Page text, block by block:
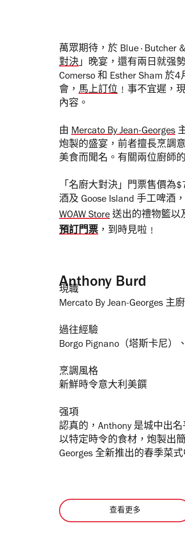
萬眾期待，於 Blue · Butcher
對決」晚宴，還有兩日就强
Comerso 和 Esther Sham 於4
會， 馬上訂位 ﹗事不宜遲，
內容。
由 Mercato By Jean-Georges
炮製的盛宴，前者擅長烹調
美食而聞名。有關兩位廚師
「名廚大對決」門票售價為
酒及 Goose Island 手工啤酒
WOAW Store 送出的禮物籃以
預訂門票 ，到時見啦﹗
Anthony Burd
現職
Mercato By Jean-Georges 主廚
過往經驗
Borgo Pignano（塔斯卡尼）
、
烹調風格
新鮮時令意大利美饌
强項
認真的， Anthony 是城中出
以特定時令的食材，炮製出
Georges 全新推出的春季菜
查看更多